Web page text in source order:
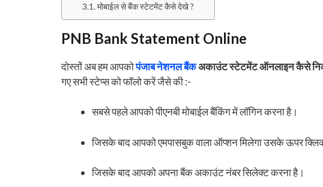
मोबाईल से बैंक स्टेटमेंट कैसे देखे ?
PNB Bank Statement Online
दोस्तों अब हम आपकोपंजाब नेशनल बैंकअकाउंट स्टेटमेंट ऑनलाइन कैसे
गए सभी स्टेप्स को फॉलो करें जैसे की :-
सबसे पहले आपको पीएनबी मोबाईल बैंकिंग में लॉगिन करना है।
जिसके बाद आपको एमपासबुक वाला ऑप्शन मिलेगा उसके ऊपर
जिसके बाद आपको अपना बैंक अकाउंट नंबर सिलेक्ट करना है।